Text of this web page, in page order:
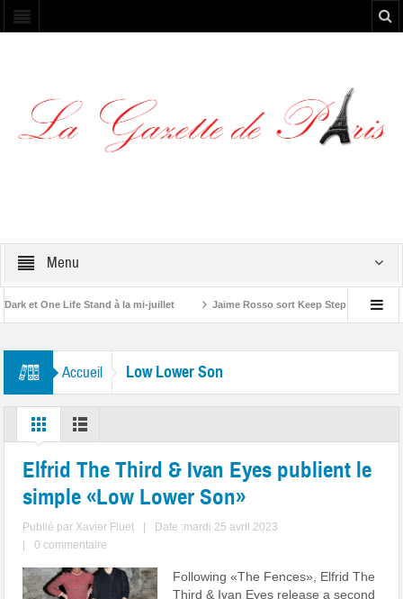
Menu
et One Life Stand à la mi-juillet Jaime Rosso sort Keep Stepping, son
Accueil Low Lower Son
Elfrid The Third & Ivan Eyes publient le
simple «Low Lower Son»
Publié par Xavier Fluet
Date :mardi 25 avril 2023
0 commentaire
Following «The Fences», Elfrid The
Third & Ivan Eyes release a second